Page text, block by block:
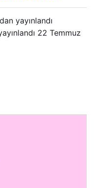
yayınlandı
22 Temmuz